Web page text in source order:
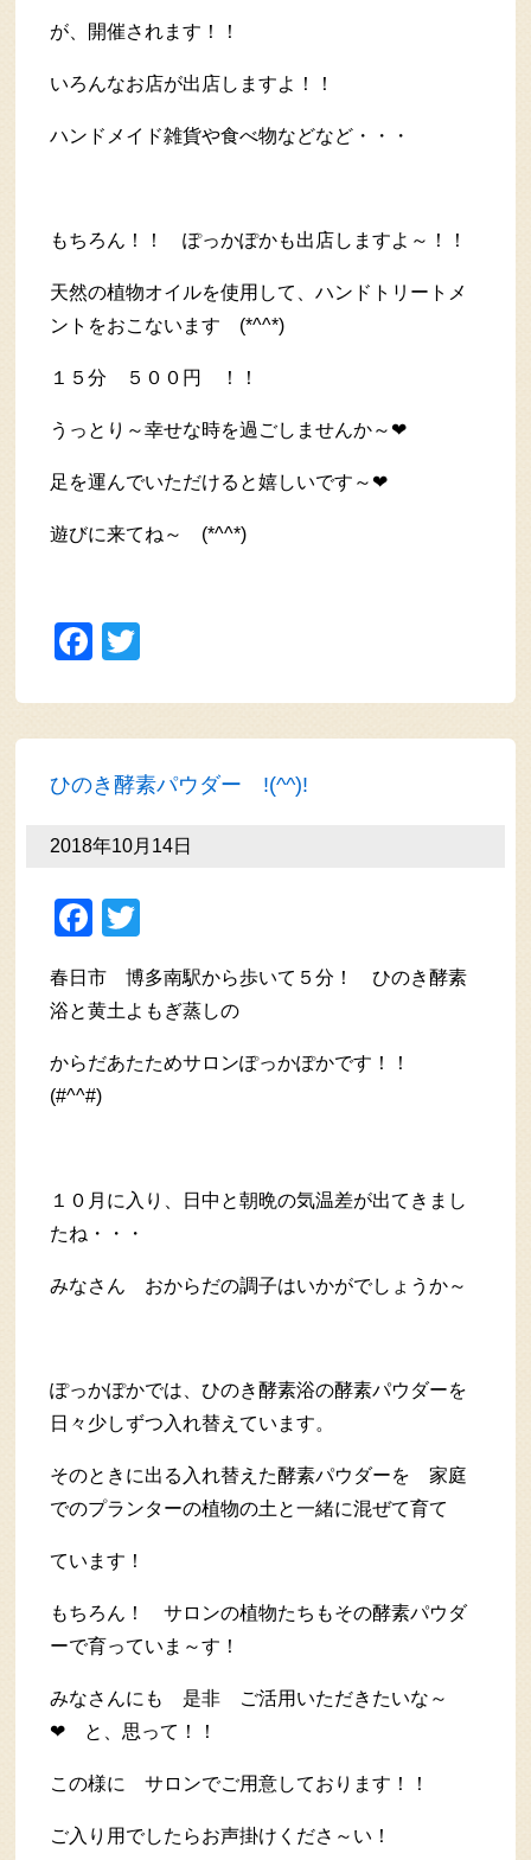
が、開催されます！！
いろんなお店が出店しますよ！！
ハンドメイド雑貨や食べ物などなど・・・
もちろん！！ ぽっかぽかも出店しますよ～！！
天然の植物オイルを使用して、ハンドトリートメ
ントをおこないます (*^^*)
１５分 ５００円 ！！
うっとり～幸せな時を過ごしませんか～❤
足を運んでいただけると嬉しいです～❤
遊びに来てね～ (*^^*)
Facebook
ひのき酵素パウダー !(^^)!
2018年10月14日
Facebook
春日市 博多南駅から歩いて５分！ ひのき酵素
浴と黄土よもぎ蒸しの
からだあたためサロンぽっかぽかです！！
(#^^#)
１０月に入り、日中と朝晩の気温差が出てきまし
たね・・・
みなさん おからだの調子はいかがでしょうか～
ぽっかぽかでは、ひのき酵素浴の酵素パウダーを
日々少しずつ入れ替えています。
そのときに出る入れ替えた酵素パウダーを 家庭
でのプランターの植物の土と一緒に混ぜて育て
ています！
もちろん！ サロンの植物たちもその酵素パウダ
ーで育っていま～す！
みなさんにも 是非 ご活用いただきたいな～
❤ と、思って！！
この様に サロンでご用意しております！！
ご入り用でしたらお声掛けくださ～い！